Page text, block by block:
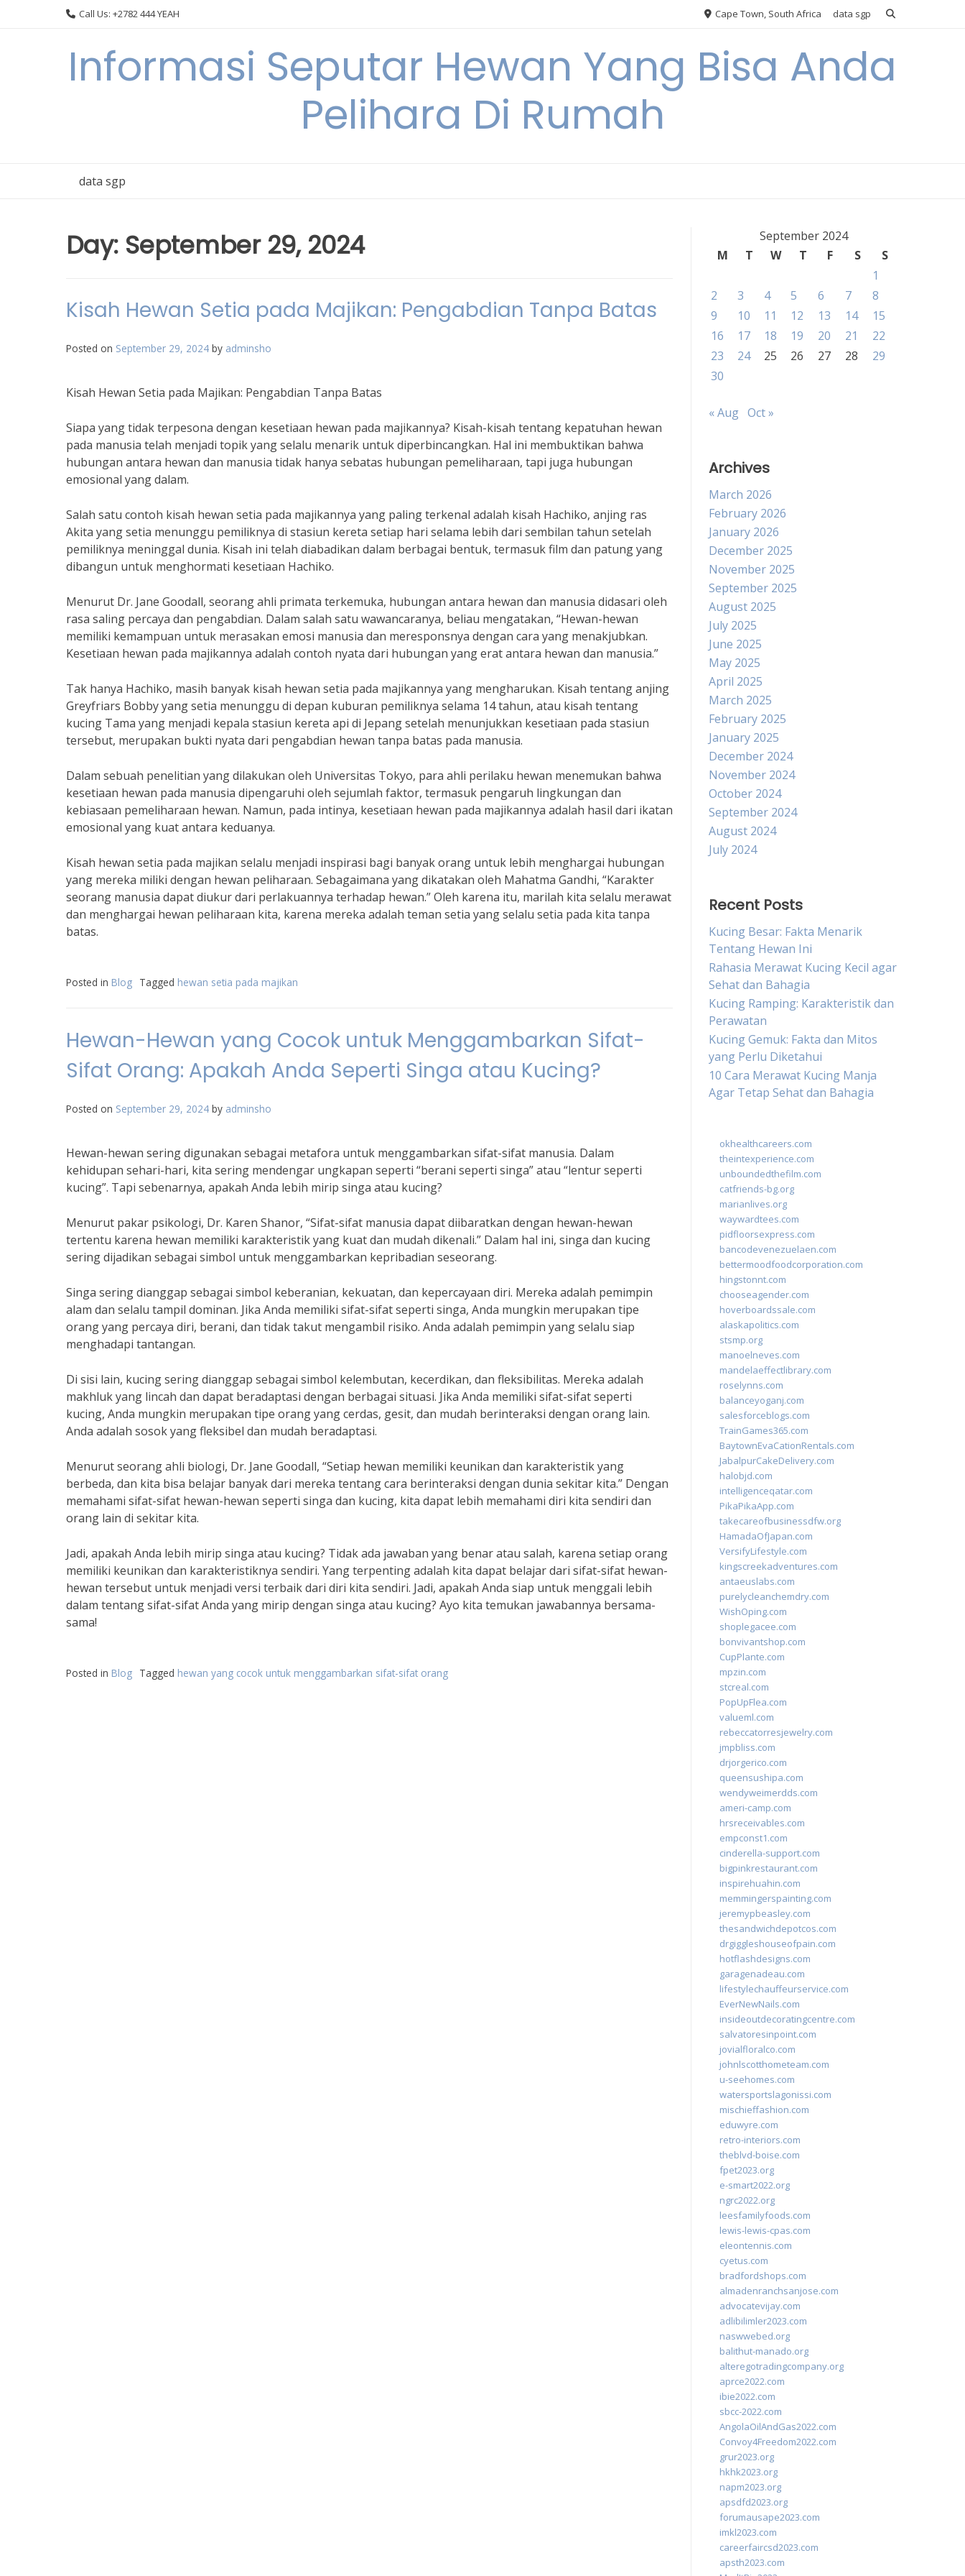
Call Us: +2782 444 YEAH Cape Town, South Africa data sgp
Informasi Seputar Hewan Yang Bisa Anda
Pelihara Di Rumah
data sgp
Day: September 29, 2024
Kisah Hewan Setia pada Majikan: Pengabdian Tanpa Batas
Posted on September 29, 2024 by adminsho
Kisah Hewan Setia pada Majikan: Pengabdian Tanpa Batas
Siapa yang tidak terpesona dengan kesetiaan hewan pada majikannya? Kisah-kisah tentang kepatuhan hewan
pada manusia telah menjadi topik yang selalu menarik untuk diperbincangkan. Hal ini membuktikan bahwa
hubungan antara hewan dan manusia tidak hanya sebatas hubungan pemeliharaan, tapi juga hubungan
emosional yang dalam.
Salah satu contoh kisah hewan setia pada majikannya yang paling terkenal adalah kisah Hachiko, anjing ras
Akita yang setia menunggu pemiliknya di stasiun kereta setiap hari selama lebih dari sembilan tahun setelah
pemiliknya meninggal dunia. Kisah ini telah diabadikan dalam berbagai bentuk, termasuk film dan patung yang
dibangun untuk menghormati kesetiaan Hachiko.
Menurut Dr. Jane Goodall, seorang ahli primata terkemuka, hubungan antara hewan dan manusia didasari oleh
rasa saling percaya dan pengabdian. Dalam salah satu wawancaranya, beliau mengatakan, “Hewan-hewan
memiliki kemampuan untuk merasakan emosi manusia dan meresponsnya dengan cara yang menakjubkan.
Kesetiaan hewan pada majikannya adalah contoh nyata dari hubungan yang erat antara hewan dan manusia.”
Tak hanya Hachiko, masih banyak kisah hewan setia pada majikannya yang mengharukan. Kisah tentang anjing
Greyfriars Bobby yang setia menunggu di depan kuburan pemiliknya selama 14 tahun, atau kisah tentang
kucing Tama yang menjadi kepala stasiun kereta api di Jepang setelah menunjukkan kesetiaan pada stasiun
tersebut, merupakan bukti nyata dari pengabdian hewan tanpa batas pada manusia.
Dalam sebuah penelitian yang dilakukan oleh Universitas Tokyo, para ahli perilaku hewan menemukan bahwa
kesetiaan hewan pada manusia dipengaruhi oleh sejumlah faktor, termasuk pengaruh lingkungan dan
kebiasaan pemeliharaan hewan. Namun, pada intinya, kesetiaan hewan pada majikannya adalah hasil dari ikatan
emosional yang kuat antara keduanya.
Kisah hewan setia pada majikan selalu menjadi inspirasi bagi banyak orang untuk lebih menghargai hubungan
yang mereka miliki dengan hewan peliharaan. Sebagaimana yang dikatakan oleh Mahatma Gandhi, “Karakter
seorang manusia dapat diukur dari perlakuannya terhadap hewan.” Oleh karena itu, marilah kita selalu merawat
dan menghargai hewan peliharaan kita, karena mereka adalah teman setia yang selalu setia pada kita tanpa
batas.
Posted in Blog Tagged hewan setia pada majikan
Hewan-Hewan yang Cocok untuk Menggambarkan Sifat-
Sifat Orang: Apakah Anda Seperti Singa atau Kucing?
Posted on September 29, 2024 by adminsho
Hewan-hewan sering digunakan sebagai metafora untuk menggambarkan sifat-sifat manusia. Dalam
kehidupan sehari-hari, kita sering mendengar ungkapan seperti “berani seperti singa” atau “lentur seperti
kucing”. Tapi sebenarnya, apakah Anda lebih mirip singa atau kucing?
Menurut pakar psikologi, Dr. Karen Shanor, “Sifat-sifat manusia dapat diibaratkan dengan hewan-hewan
tertentu karena hewan memiliki karakteristik yang kuat dan mudah dikenali.” Dalam hal ini, singa dan kucing
sering dijadikan sebagai simbol untuk menggambarkan kepribadian seseorang.
Singa sering dianggap sebagai simbol keberanian, kekuatan, dan kepercayaan diri. Mereka adalah pemimpin
alam dan selalu tampil dominan. Jika Anda memiliki sifat-sifat seperti singa, Anda mungkin merupakan tipe
orang yang percaya diri, berani, dan tidak takut mengambil risiko. Anda adalah pemimpin yang selalu siap
menghadapi tantangan.
Di sisi lain, kucing sering dianggap sebagai simbol kelembutan, kecerdikan, dan fleksibilitas. Mereka adalah
makhluk yang lincah dan dapat beradaptasi dengan berbagai situasi. Jika Anda memiliki sifat-sifat seperti
kucing, Anda mungkin merupakan tipe orang yang cerdas, gesit, dan mudah berinteraksi dengan orang lain.
Anda adalah sosok yang fleksibel dan mudah beradaptasi.
Menurut seorang ahli biologi, Dr. Jane Goodall, “Setiap hewan memiliki keunikan dan karakteristik yang
berbeda, dan kita bisa belajar banyak dari mereka tentang cara berinteraksi dengan dunia sekitar kita.” Dengan
memahami sifat-sifat hewan-hewan seperti singa dan kucing, kita dapat lebih memahami diri kita sendiri dan
orang lain di sekitar kita.
Jadi, apakah Anda lebih mirip singa atau kucing? Tidak ada jawaban yang benar atau salah, karena setiap orang
memiliki keunikan dan karakteristiknya sendiri. Yang terpenting adalah kita dapat belajar dari sifat-sifat hewan-
hewan tersebut untuk menjadi versi terbaik dari diri kita sendiri. Jadi, apakah Anda siap untuk menggali lebih
dalam tentang sifat-sifat Anda yang mirip dengan singa atau kucing? Ayo kita temukan jawabannya bersama-
sama!
Posted in Blog Tagged hewan yang cocok untuk menggambarkan sifat-sifat orang
September 2024
M
T W T F S
S
1
2
3 4 5 6 7
8
9
10 11 12 13 14
15
16
17 18 19 20 21
22
23
24 25 26 27 28
29
30
« Aug Oct »
Archives
March 2026
February 2026
January 2026
December 2025
November 2025
September 2025
August 2025
July 2025
June 2025
May 2025
April 2025
March 2025
February 2025
January 2025
December 2024
November 2024
October 2024
September 2024
August 2024
July 2024
Recent Posts
Kucing Besar: Fakta Menarik
Tentang Hewan Ini
Rahasia Merawat Kucing Kecil agar
Sehat dan Bahagia
Kucing Ramping: Karakteristik dan
Perawatan
Kucing Gemuk: Fakta dan Mitos
yang Perlu Diketahui
10 Cara Merawat Kucing Manja
Agar Tetap Sehat dan Bahagia
okhealthcareers.com
theintexperience.com
unboundedthefilm.com
catfriends-bg.org
marianlives.org
waywardtees.com
pidfloorsexpress.com
bancodevenezuelaen.com
bettermoodfoodcorporation.com
hingstonnt.com
chooseagender.com
hoverboardssale.com
alaskapolitics.com
stsmp.org
manoelneves.com
mandelaeffectlibrary.com
roselynns.com
balanceyoganj.com
salesforceblogs.com
TrainGames365.com
BaytownEvaCationRentals.com
JabalpurCakeDelivery.com
halobjd.com
intelligenceqatar.com
PikaPikaApp.com
takecareofbusinessdfw.org
HamadaOfJapan.com
VersifyLifestyle.com
kingscreekadventures.com
antaeuslabs.com
purelycleanchemdry.com
WishOping.com
shoplegacee.com
bonvivantshop.com
CupPlante.com
mpzin.com
stcreal.com
PopUpFlea.com
valueml.com
rebeccatorresjewelry.com
jmpbliss.com
drjorgerico.com
queensushipa.com
wendyweimerdds.com
ameri-camp.com
hrsreceivables.com
empconst1.com
cinderella-support.com
bigpinkrestaurant.com
inspirehuahin.com
memmingerspainting.com
jeremypbeasley.com
thesandwichdepotcos.com
drgiggleshouseofpain.com
hotflashdesigns.com
garagenadeau.com
lifestylechauffeurservice.com
EverNewNails.com
insideoutdecoratingcentre.com
salvatoresinpoint.com
jovialfloralco.com
johnlscotthometeam.com
u-seehomes.com
watersportslagonissi.com
mischieffashion.com
eduwyre.com
retro-interiors.com
theblvd-boise.com
fpet2023.org
e-smart2022.org
ngrc2022.org
leesfamilyfoods.com
lewis-lewis-cpas.com
eleontennis.com
cyetus.com
bradfordshops.com
almadenranchsanjose.com
advocatevijay.com
adlibilimler2023.com
naswwebed.org
balithut-manado.org
alteregotradingcompany.org
aprce2022.com
ibie2022.com
sbcc-2022.com
AngolaOilAndGas2022.com
Convoy4Freedom2022.com
grur2023.org
hkhk2023.org
napm2023.org
apsdfd2023.org
forumausape2023.com
imkl2023.com
careerfaircsd2023.com
apsth2023.com